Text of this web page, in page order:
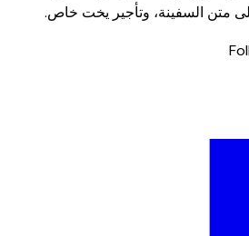
السفينة، وتأجير يخت خاص.